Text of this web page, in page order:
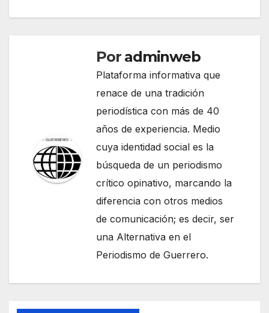
Por adminweb
Plataforma informativa que
renace de una tradición
periodística con más de 40
años de experiencia. Medio
cuya identidad social es la
búsqueda de un periodismo
crítico opinativo, marcando la
diferencia con otros medios
de comunicación; es decir, ser
una Alternativa en el
Periodismo de Guerrero.